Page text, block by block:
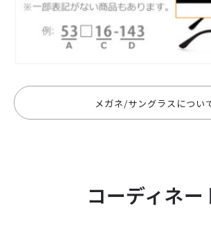
メガネ/サングラスについ
コーディネー